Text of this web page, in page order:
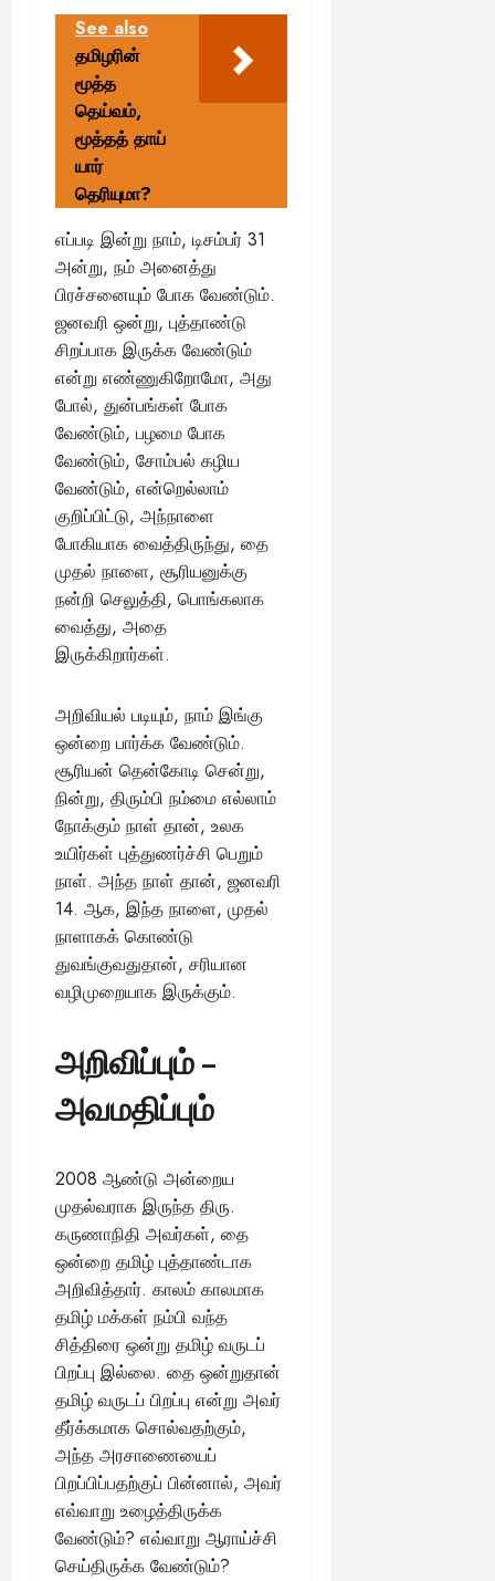
See also
தமிழரின்
மூத்த
தெய்வம்,
மூத்தத் தாய்
யார்
தெரியுமா?
எப்படி இன்று நாம், டிசம்பர் 31
அன்று, நம் அனைத்து
பிரச்சனையும் போக வேண்டும்.
ஜனவரி ஒன்று, புத்தாண்டு
சிறப்பாக இருக்க வேண்டும்
என்று எண்ணுகிறோமோ, அது
போல், துன்பங்கள் போக
வேண்டும், பழமை போக
வேண்டும், சோம்பல் கழிய
வேண்டும், என்றெல்லாம்
குறிப்பிட்டு, அந்நாளை
போகியாக வைத்திருந்து, தை
முதல் நாளை, சூரியனுக்கு
நன்றி செலுத்தி, பொங்கலாக
வைத்து, அதை
இருக்கிறார்கள்.
அறிவியல் படியும், நாம் இங்கு
ஒன்றை பார்க்க வேண்டும்.
சூரியன் தென்கோடி சென்று,
நின்று, திரும்பி நம்மை எல்லாம்
நோக்கும் நாள் தான், உலக
உயிர்கள் புத்துணர்ச்சி பெறும்
நாள். அந்த நாள் தான், ஜனவரி
14. ஆக, இந்த நாளை, முதல்
நாளாகக் கொண்டு
துவங்குவதுதான், சரியான
வழிமுறையாக இருக்கும்.
அறிவிப்பும் –
அவமதிப்பும்
2008 ஆண்டு அன்றைய
முதல்வராக இருந்த திரு.
கருணாநிதி அவர்கள், தை
ஒன்றை தமிழ் புத்தாண்டாக
அறிவித்தார். காலம் காலமாக
தமிழ் மக்கள் நம்பி வந்த
சித்திரை ஒன்று தமிழ் வருடப்
பிறப்பு இல்லை. தை ஒன்றுதான்
தமிழ் வருடப் பிறப்பு என்று அவர்
தீர்க்கமாக சொல்வதற்கும்,
அந்த அரசாணையைப்
பிறப்பிப்பதற்குப் பின்னால், அவர்
எவ்வாறு உழைத்திருக்க
வேண்டும்? எவ்வாறு ஆராய்ச்சி
செய்திருக்க வேண்டும்?